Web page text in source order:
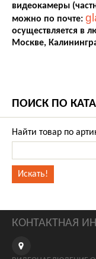
видеокамеры
можно по почте:
осуществляется в
Москве,
ПОИСК ПО
Найти товар по
КОНТАКТНАЯ